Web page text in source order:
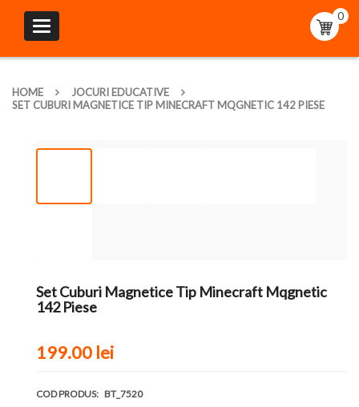
Toggle
navigation
0
HOME
JOCURI EDUCATIVE
SET CUBURI MAGNETICE TIP MINECRAFT MQGNETIC 142 PIESE
Set Cuburi Magnetice Tip Minecraft Mqgnetic
142 Piese
199.00 lei
COD PRODUS: BT_7520